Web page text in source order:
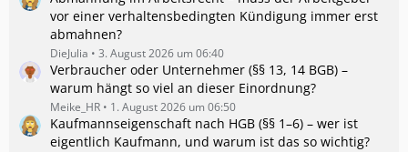
vor einer verhaltensbedingten Kündigung immer erst
abmahnen?
DieJulia 3. August 2026 um 06:40
Verbraucher oder Unternehmer (§§ 13, 14 BGB) –
warum hängt so viel an dieser Einordnung?
Meike_HR 1. August 2026 um 06:50
Kaufmannseigenschaft nach HGB (§§ 1–6) – wer ist
eigentlich Kaufmann, und warum ist das so wichtig?